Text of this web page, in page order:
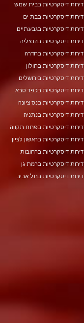
דירות דיסקרטיות בבית שמש
דירות דיסקרטיות בבת ים
דירות דיסקרטיות בגבעתיים
דירות דיסקרטיות בהרצליה
דירות דיסקרטיות בחדרה
דירות דיסקרטיות בחולון
דירות דיסקרטיות בירושלים
דירות דיסקרטיות בכפר סבא
דירות דיסקרטיות בנס ציונה
דירות דיסקרטיות בנתניה
דירות דיסקרטיות בפתח תקווה
דירות דיסקרטיות בראשון לציון
דירות דיסקרטיות ברחובות
דירות דיסקרטיות ברמת גן
דירות דיסקרטיות בתל אביב